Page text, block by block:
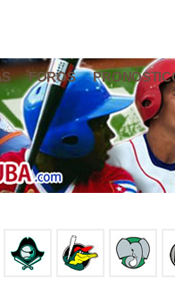
FOROS